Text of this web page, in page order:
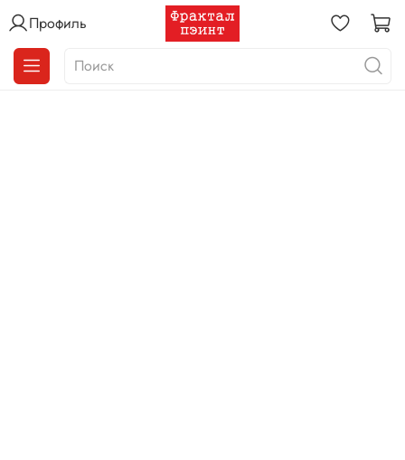
Профиль